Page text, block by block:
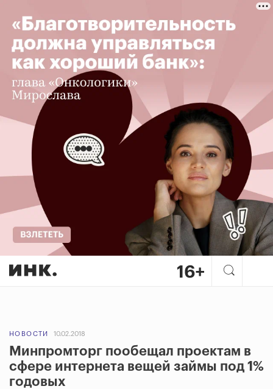
НОВОСТИ 10.02.2018
Минпромторг пообещал проектам в
сфере интернета вещей займы под 1%
годовых